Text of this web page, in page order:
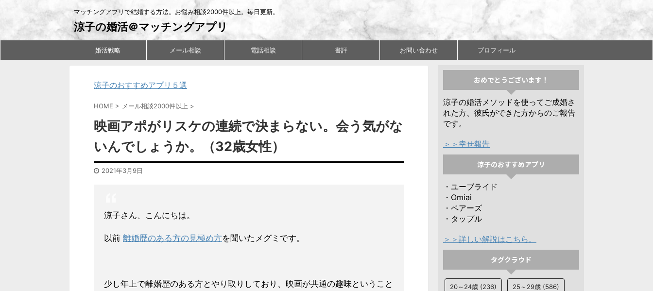
マッチングアプリで結婚する方法。お悩み相談2000件以上。毎日更新。
涼子の婚活＠マッチングアプリ
婚活戦略 メール相談 電話相談 書評 お問い合わせ プロフィール
涼子のおすすめアプリ５選
HOME > メール相談2000件以上 >
映画アポがリスケの連続で決まらない。会う気がな
いんでしょうか。（32歳女性）
2021年3月9日
涼子さん、こんにちは。
以前 離婚歴のある方の見極め方を聞いたメグミです。
少し年上で離婚歴のある方とやり取りしており、映画が共通の趣味ということ
おめでとうございます！
涼子の婚活メソッドを使ってご成婚さ
れた方、彼氏ができた方からのご報告
です。
＞＞幸せ報告
涼子のおすすめアプリ
・ユーブライド
・Omiai
・ペアーズ
・タップル
＞＞詳しい解説はこちら。
タグクラウド
20～24歳 (236) 25～29歳 (586)